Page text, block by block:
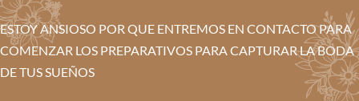
ESTOY ANSIOSO POR QUE ENTREMOS EN CONTACTO PARA
COMENZAR LOS PREPARATIVOS PARA CAPTURAR LA BODA
DE TUS SUEÑOS